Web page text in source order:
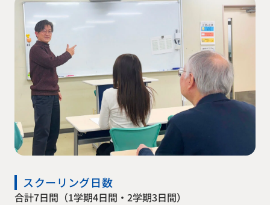
スクーリング日数
合計7日間（1学期4日間・2学期3日間）